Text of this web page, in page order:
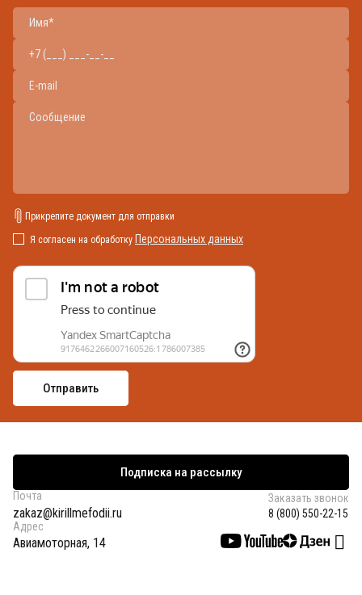
Прикрепите документ для отправки
Я согласен на обработку Персональных данных
Подписка на рассылку
Почта
zakaz@kirillmefodii.ru
Заказать звонок
8 (800) 550-22-15
Адрес
Авиамоторная, 14